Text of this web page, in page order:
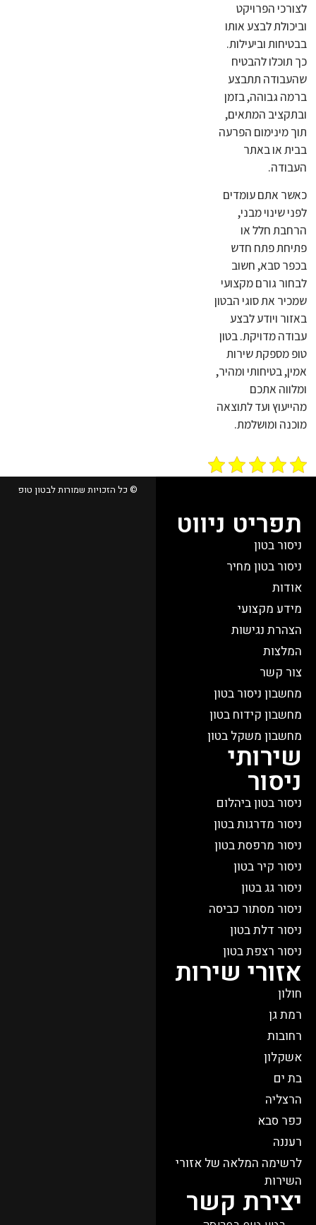
לצורכי הפרויקט
וביכולת לבצע אותו
בבטיחות וביעילות.
כך תוכלו להבטיח
שהעבודה תתבצע
ברמה גבוהה, בזמן
ובתקציב המתאים,
תוך מינימום הפרעה
בבית או באתר
העבודה.
כאשר אתם עומדים
לפני שינוי מבני,
הרחבת חלל או
פתיחת פתח חדש
בכפר סבא, חשוב
לבחור גורם מקצועי
שמכיר את סוגי הבטון
באזור ויודע לבצע
עבודה מדויקת. בטון
טופ מספקת שירות
אמין, בטיחותי ומהיר,
ומלווה אתכם
מהייעוץ ועד לתוצאה
מוכנה ומושלמת.
תפריט ניווט
ניסור בטון
ניסור בטון מחיר
אודות
מידע מקצועי
הצהרת נגישות
המלצות
צור קשר
מחשבון ניסור בטון
מחשבון קידוח בטון
מחשבון משקל בטון
שירותי
ניסור
ניסור בטון ביהלום
ניסור מדרגות בטון
ניסור מרפסת בטון
ניסור קיר בטון
ניסור גג בטון
ניסור מסתור כביסה
ניסור דלת בטון
ניסור רצפת בטון
אזורי שירות
חולון
רמת גן
רחובות
אשקלון
בת ים
הרצליה
כפר סבא​
רעננה
לרשימה המלאה של אזורי
השירות
יצירת קשר
© כל הזכויות שמורות לבטון טופ